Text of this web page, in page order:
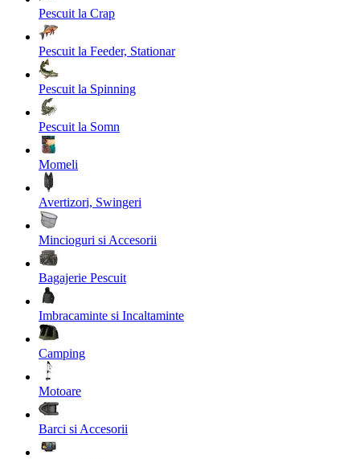
Pescuit la Crap
Pescuit la Feeder, Stationar
Pescuit la Spinning
Pescuit la Somn
Momeli
Avertizori, Swingeri
Mincioguri si Accesorii
Bagajerie Pescuit
Imbracaminte si Incaltaminte
Camping
Motoare
Barci si Accesorii